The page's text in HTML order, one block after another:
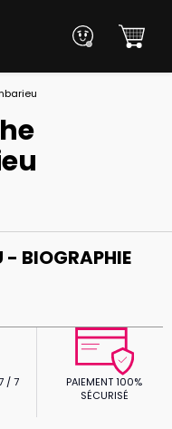
- BIOGRAPHIE
/ 7
PAIEMENT 100%
SÉCURISÉ